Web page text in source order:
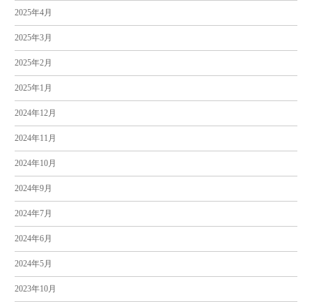
2025年4月
2025年3月
2025年2月
2025年1月
2024年12月
2024年11月
2024年10月
2024年9月
2024年7月
2024年6月
2024年5月
2023年10月